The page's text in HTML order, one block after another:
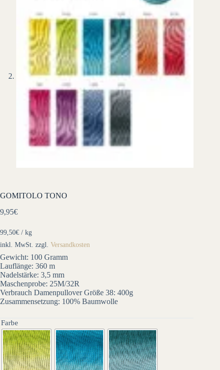
GOMITOLO TONO
9,95€
99,50€ / kg
inkl. MwSt. zzgl. Versandkosten
Gewicht: 100 Gramm
Lauflänge: 360 m
Nadelstärke: 3,5 mm
Maschenprobe: 25M/32R
Verbrauch Damenpullover Größe 38: 400g
Zusammensetzung: 100% Baumwolle
Farbe